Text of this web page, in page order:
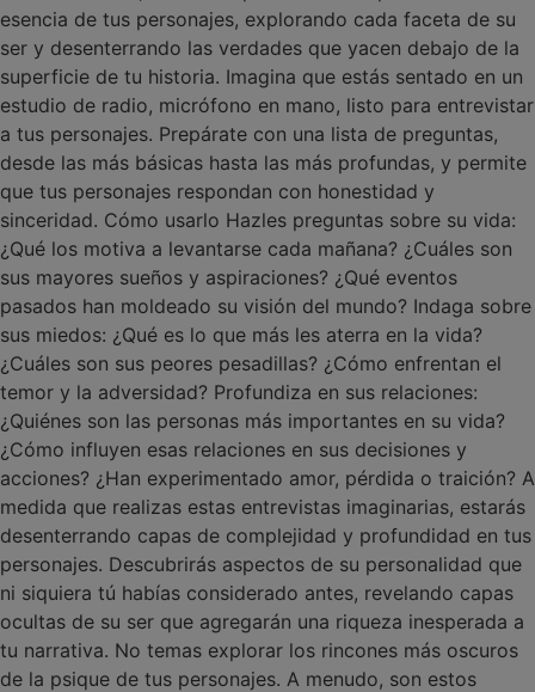
esencia de tus personajes, explorando cada faceta de su
ser y desenterrando las verdades que yacen debajo de la
superficie de tu historia. Imagina que estás sentado en un
estudio de radio, micrófono en mano, listo para entrevistar
a tus personajes. Prepárate con una lista de preguntas,
desde las más básicas hasta las más profundas, y permite
que tus personajes respondan con honestidad y
sinceridad. Cómo usarlo Hazles preguntas sobre su vida:
¿Qué los motiva a levantarse cada mañana? ¿Cuáles son
sus mayores sueños y aspiraciones? ¿Qué eventos
pasados han moldeado su visión del mundo? Indaga sobre
sus miedos: ¿Qué es lo que más les aterra en la vida?
¿Cuáles son sus peores pesadillas? ¿Cómo enfrentan el
temor y la adversidad? Profundiza en sus relaciones:
¿Quiénes son las personas más importantes en su vida?
¿Cómo influyen esas relaciones en sus decisiones y
acciones? ¿Han experimentado amor, pérdida o traición? A
medida que realizas estas entrevistas imaginarias, estarás
desenterrando capas de complejidad y profundidad en tus
personajes. Descubrirás aspectos de su personalidad que
ni siquiera tú habías considerado antes, revelando capas
ocultas de su ser que agregarán una riqueza inesperada a
tu narrativa. No temas explorar los rincones más oscuros
de la psique de tus personajes. A menudo, son estos